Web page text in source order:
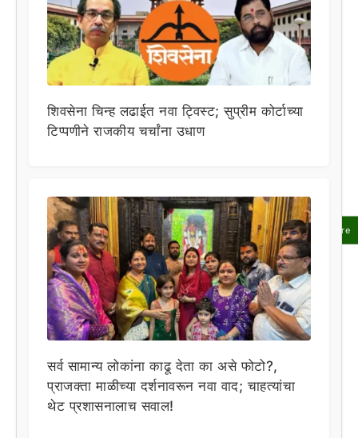
Share
शिवसेना चिन्ह लढाईत नवा ट्विस्ट; सुप्रीम कोर्टाच्या
टिप्पणीने राजकीय चर्चांना उधाण
सर्व सामान्य लोकांना काढू देता का असे फोटो?,
प्राजक्ता माळीच्या दर्शनावरून नवा वाद; चाहत्यांचा
थेट प्रशासनालाच सवाल!